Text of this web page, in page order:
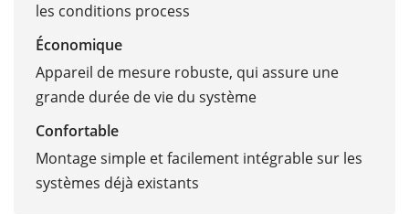
les conditions process
Économique
Appareil de mesure robuste, qui assure une
grande durée de vie du système
Confortable
Montage simple et facilement intégrable sur les
systèmes déjà existants